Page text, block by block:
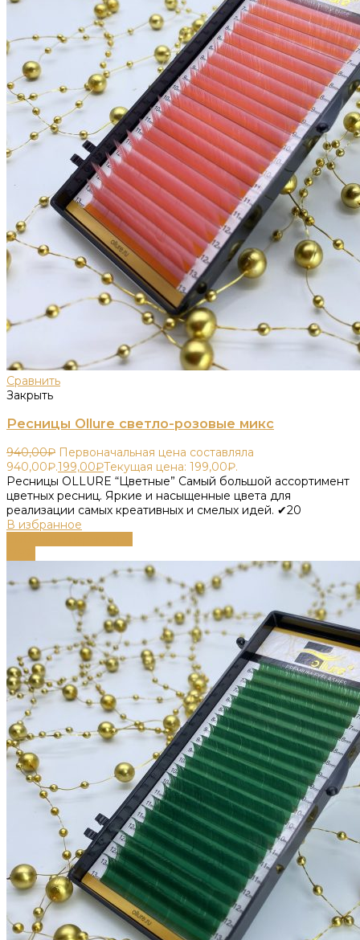
Сравнить
Закрыть
Ресницы Ollure светло-розовые микс
940,00₽ Первоначальная цена составляла
940,00₽.199,00₽Текущая цена: 199,00₽.
Ресницы OLLURE “Цветные” Самый большой ассортимент
цветных ресниц. Яркие и насыщенные цвета для
реализации самых креативных и смелых идей. ✔20
В избранное